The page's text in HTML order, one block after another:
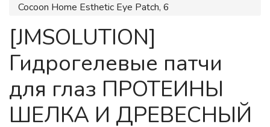
Cocoon Home Esthetic Eye Patch, 6
[JMSOLUTION]
Гидрогелевые патчи
для глаз ПРОТЕИНЫ
ШЕЛКА И ДРЕВЕСНЫЙ